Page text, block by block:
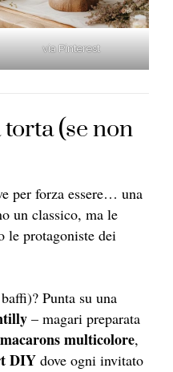
via Pinterest
(se non
per forza essere… una
un classico, ma le
le protagoniste dei
Punta su una
– magari preparata
macarons multicolore,
DIY dove ogni invitato